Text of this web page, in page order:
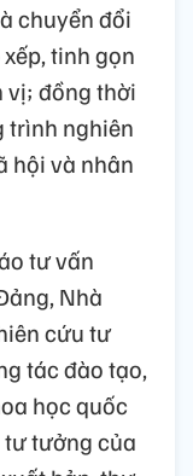
chuyển đổi
tinh gọn
vị; đồng thời
trình nghiên
hội và nhân
tư vấn
Nhà
cứu tư
tác đào tạo,
học quốc
tư tưởng của